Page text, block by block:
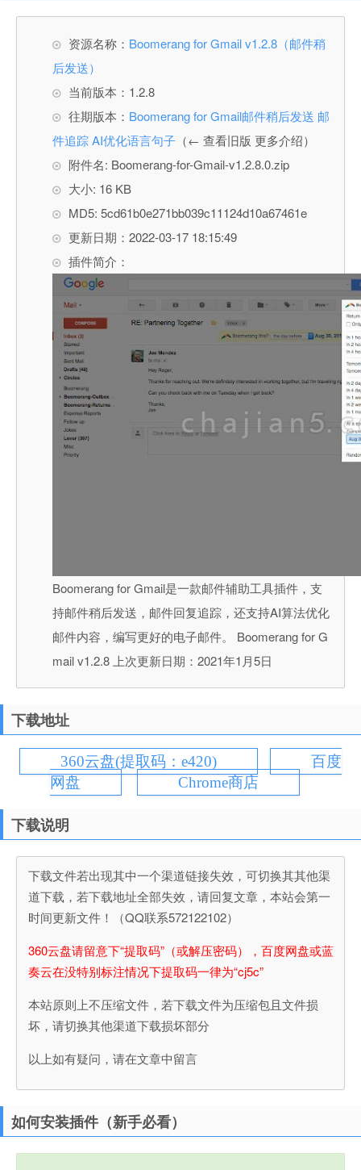
资源名称： Boomerang for Gmail v1.2.8（邮件稍
后发送）
当前版本：1.2.8
往期版本： Boomerang for Gmail邮件稍后发送 邮
件追踪 AI优化语言句子 （← 查看旧版 更多介绍）
附件名: Boomerang-for-Gmail-v1.2.8.0.zip
大小: 16 KB
MD5: 5cd61b0e271bb039c11124d10a67461e
更新日期：2022-03-17 18:15:49
插件简介：
Boomerang for Gmail是一款邮件辅助工具插件，支
持邮件稍后发送，邮件回复追踪，还支持AI算法优化
邮件内容，编写更好的电子邮件。 Boomerang for G
mail v1.2.8 上次更新日期：2021年1月5日
下载地址
360云盘(提取码：e420)
百度
网盘
Chrome商店
下载说明
下载文件若出现其中一个渠道链接失效，可切换其其他渠
道下载，若下载地址全部失效，请回复文章，本站会第一
时间更新文件！（QQ联系572122102）
360云盘请留意下“提取码”（或解压密码），百度网盘或蓝
奏云在没特别标注情况下提取码一律为“cj5c”
本站原则上不压缩文件，若下载文件为压缩包且文件损
坏，请切换其他渠道下载损坏部分
以上如有疑问，请在文章中留言
如何安装插件（新手必看）